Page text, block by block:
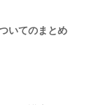
いてのまとめ